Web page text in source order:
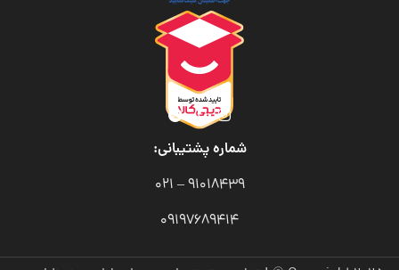
شماره پشتیبانی:
91018439 – 021
09197689414